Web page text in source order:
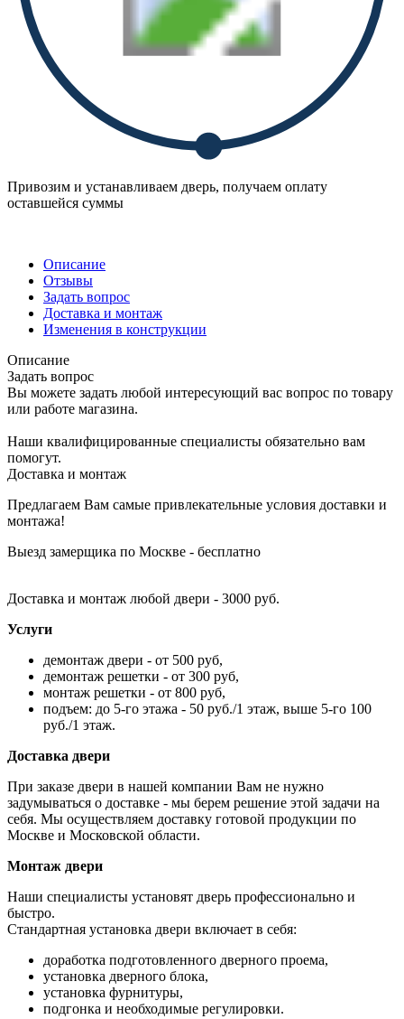
Привозим и устанавливаем дверь, получаем оплату
оставшейся суммы
Описание
Отзывы
Задать вопрос
Доставка и монтаж
Изменения в конструкции
Описание
Задать вопрос
Вы можете задать любой интересующий вас вопрос по товару
или работе магазина.
Наши квалифицированные специалисты обязательно вам
помогут.
Доставка и монтаж
Предлагаем Вам самые привлекательные условия доставки и
монтажа!
Выезд замерщика по Москве - бесплатно
Доставка и монтаж любой двери - 3000 руб.
Услуги
демонтаж двери - от 500 руб,
демонтаж решетки - от 300 руб,
монтаж решетки - от 800 руб,
подъем: до 5-го этажа - 50 руб./1 этаж, выше 5-го 100
руб./1 этаж.
Доставка двери
При заказе двери в нашей компании Вам не нужно
задумываться о доставке - мы берем решение этой задачи на
себя. Мы осуществляем доставку готовой продукции по
Москве и Московской области.
Монтаж двери
Наши специалисты установят дверь профессионально и
быстро.
Стандартная установка двери включает в себя:
доработка подготовленного дверного проема,
установка дверного блока,
установка фурнитуры,
подгонка и необходимые регулировки.